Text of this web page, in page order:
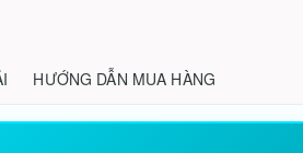
HƯỚNG DẪN MUA HÀNG